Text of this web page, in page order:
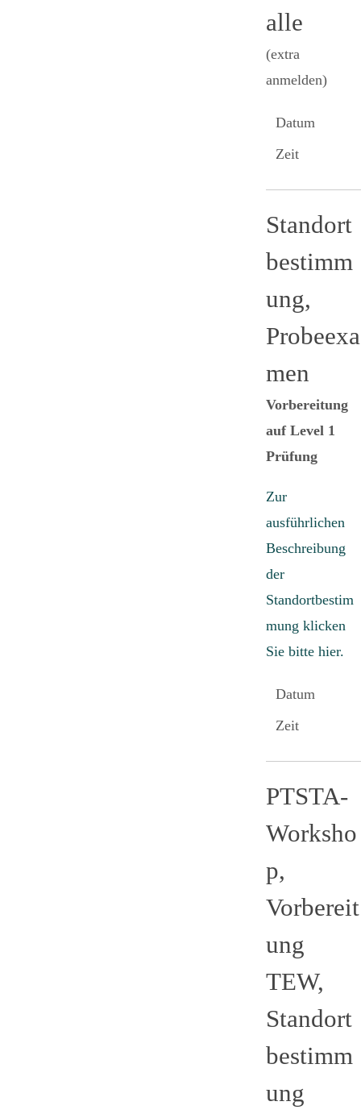
alle
(extra
anmelden)
Datum
Zeit
Standort
bestimm
ung,
Probeexa
men
Vorbereitung
auf Level 1
Prüfung
Zur
ausführlichen
Beschreibung
der
Standortbestim
mung klicken
Sie bitte hier.
Datum
Zeit
PTSTA-
Worksho
p,
Vorbereit
ung
TEW,
Standort
bestimm
ung